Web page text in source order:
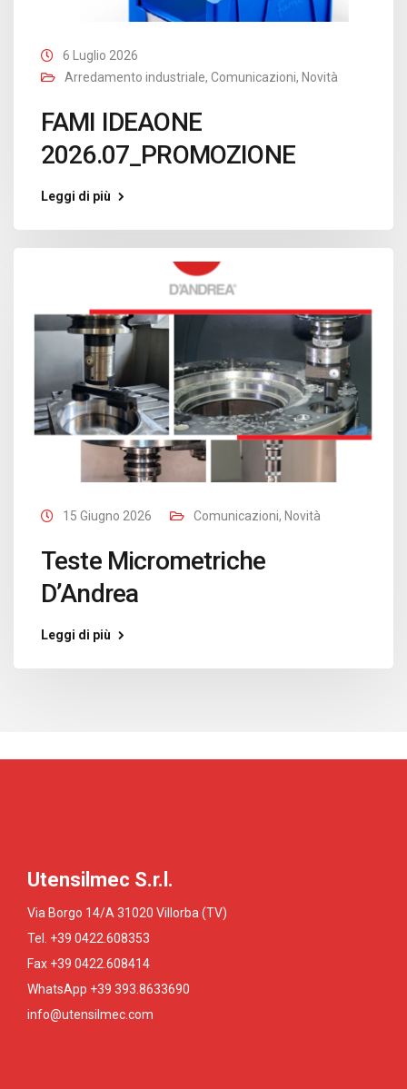
6 Luglio 2026
Arredamento industriale, Comunicazioni, Novità
FAMI IDEAONE
2026.07_PROMOZIONE
Leggi di più
15 Giugno 2026 Comunicazioni, Novità
Teste Micrometriche
D’Andrea
Leggi di più
Utensilmec S.r.l.
Via Borgo 14/A 31020 Villorba (TV)
Tel. +39 0422.608353
Fax +39 0422.608414
WhatsApp +39 393.8633690
info@utensilmec.com